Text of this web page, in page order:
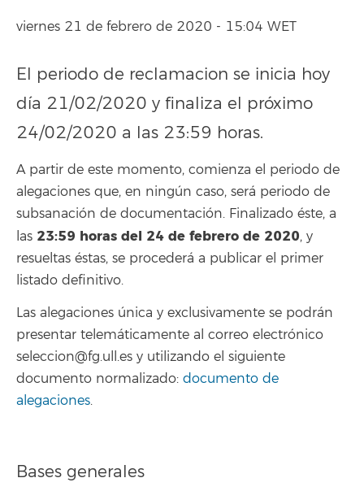
viernes 21 de febrero de 2020 - 15:04 WET
El periodo de reclamacion se inicia hoy
día 21/02/2020 y finaliza el próximo
24/02/2020 a las 23:59 horas.
A partir de este momento, comienza el periodo de
alegaciones que, en ningún caso, será periodo de
subsanación de documentación. Finalizado éste, a
las 23:59 horas del 24 de febrero de 2020, y
resueltas éstas, se procederá a publicar el primer
listado definitivo.
Las alegaciones única y exclusivamente se podrán
presentar telemáticamente al correo electrónico
seleccion@fg.ull.es y utilizando el siguiente
documento normalizado: documento de
alegaciones.
Bases generales